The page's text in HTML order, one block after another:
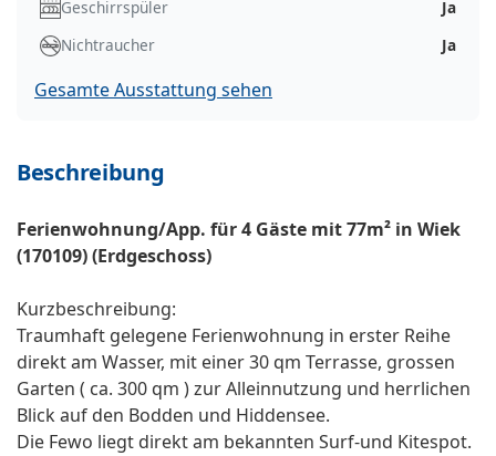
Geschirrspüler
Ja
Nichtraucher
Ja
Gesamte Ausstattung sehen
Beschreibung
Ferienwohnung/App. für 4 Gäste mit 77m² in Wiek
(170109) (Erdgeschoss)
Kurzbeschreibung:
Traumhaft gelegene Ferienwohnung in erster Reihe
direkt am Wasser, mit einer 30 qm Terrasse, grossen
Garten ( ca. 300 qm ) zur Alleinnutzung und herrlichen
Blick auf den Bodden und Hiddensee.
Die Fewo liegt direkt am bekannten Surf-und Kitespot.